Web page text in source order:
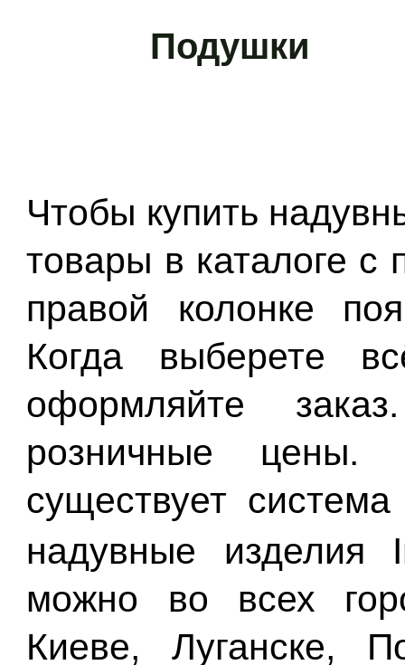
Подушки
Чтобы купить
товары в каталоге
правой колонке
Когда выберете
оформляйте
розничные цены.
существует
надувные
можно во всех
Киеве, Луганске,